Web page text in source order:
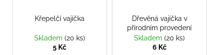
Křepelčí vajíčka
Skladem (20 ks)
5 Kč
Dřevěná vajíčka v
přírodním provedení
Skladem (20 ks)
6 Kč